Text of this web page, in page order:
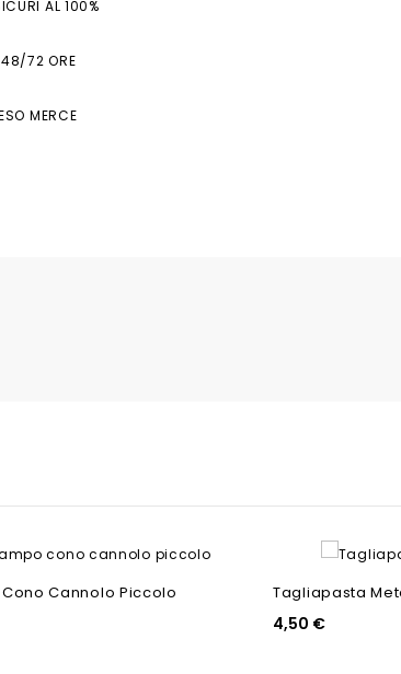
AL 100%
48/72 ORE
MERCE
Cannolo Piccolo Tagliapasta
4,50 €